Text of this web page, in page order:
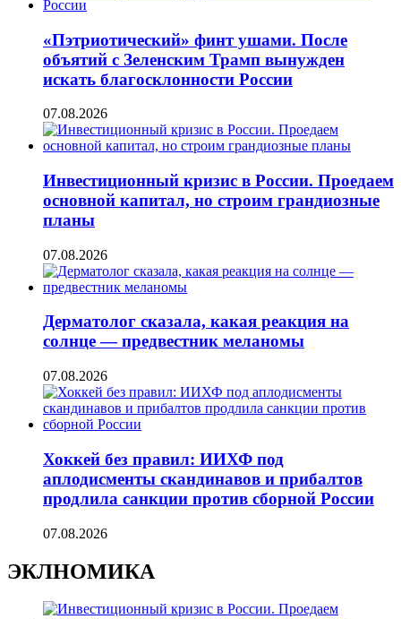
«Пэтриотический» финт ушами. После
объятий с Зеленским Трамп вынужден
искать благосклонности России
07.08.2026
Инвестиционный кризис в России. Проедаем
основной капитал, но строим грандиозные
планы
07.08.2026
Дерматолог сказала, какая реакция на
солнце — предвестник меланомы
07.08.2026
Хоккей без правил: ИИХФ под
аплодисменты скандинавов и прибалтов
продлила санкции против сборной России
07.08.2026
ЭКЛНОМИКА